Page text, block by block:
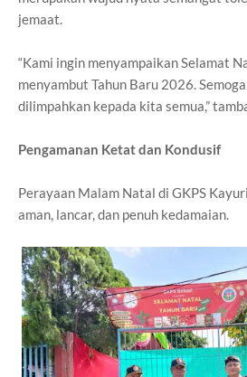
jemaat.
“Kami ingin menyampaikan Selamat
menyambut Tahun Baru 2026.
dilimpahkan kepada kita semua,”
Pengamanan Ketat dan Kondusif
Perayaan Malam Natal di GKPS
aman, lancar, dan penuh kedamaian.